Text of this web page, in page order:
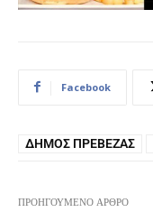
Facebook
ΔΉΜΟΣ ΠΡΈΒΕΖΑΣ
ΠΡΟΗΓΟΎΜΕΝΟ ΆΡΘΡΟ